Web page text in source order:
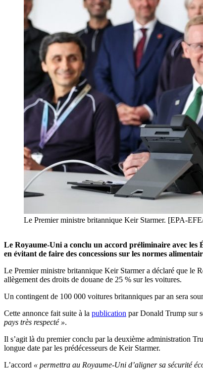
Le Premier ministre britannique Keir Starmer. [EPA-
Le Royaume-Uni a conclu un accord préliminaire avec les
en évitant de faire des concessions sur les normes
Le Premier ministre britannique Keir Starmer a déclaré que le
allègement des droits de douane de 25 % sur les voitures.
Un contingent de 100 000 voitures britanniques par an sera
Cette annonce fait suite à la publication par Donald Trump sur
pays très respecté ».
Il s’agit là du premier conclu par la deuxième administration
longue date par les prédécesseurs de Keir Starmer.
L’accord « permettra au Royaume-Uni d’aligner sa sécurité